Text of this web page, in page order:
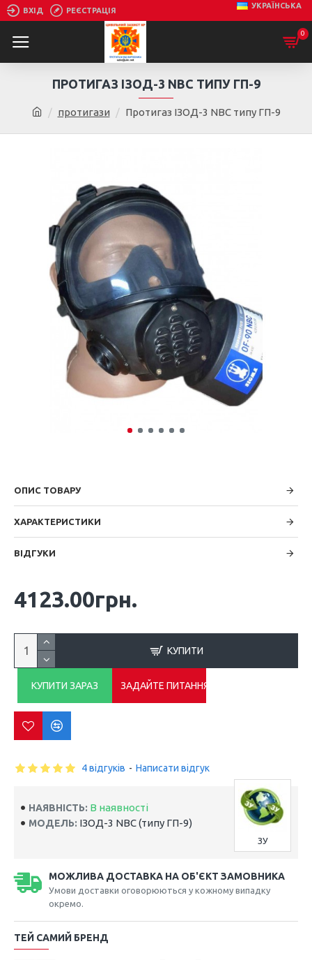
ВХІД РЕЄСТРАЦІЯ
УКРАЇНСЬКА
0
протигази Протигаз ІЗОД-3 NBC типу ГП-9
ПРОТИГАЗ ІЗОД-3 NBC ТИПУ ГП-9
ОПИС ТОВАРУ
ХАРАКТЕРИСТИКИ
ВІДГУКИ
МОЖЛИВА ДОСТАВКА НА ОБ'ЄКТ ЗАМОВНИКА
Умови доставки оговорюються у кожному випадку
окремо.
НАЯВНІСТЬ: В наявності
МОДЕЛЬ: ІЗОД-3 NBC (типу ГП-9)
ЗУ
4 відгуків - Написати відгук
4123.00грн.
КУПИТИ
КУПИТИ ЗАРАЗ ЗАДАЙТЕ ПИТАННЯ
ТЕЙ САМИЙ БРЕНД